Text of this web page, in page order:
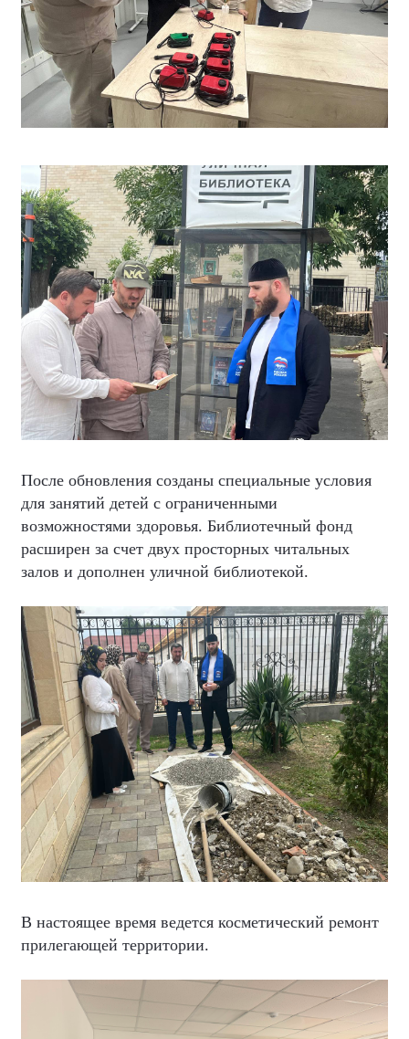
После обновления созданы специальные условия
для занятий детей с ограниченными
возможностями здоровья. Библиотечный фонд
расширен за счет двух просторных читальных
залов и дополнен уличной библиотекой.
В настоящее время ведется косметический ремонт
прилегающей территории.